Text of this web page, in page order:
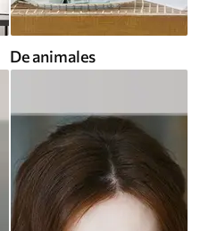
De animales